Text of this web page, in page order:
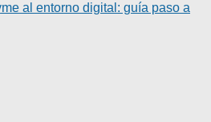
al entorno digital: guía paso a